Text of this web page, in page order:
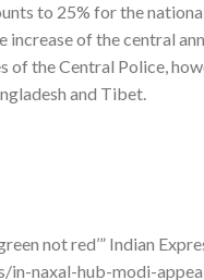
to 25% for the
increase of the central
of the Central Police,
and Tibet.
not red’” Indian
naxal-hub-modi-